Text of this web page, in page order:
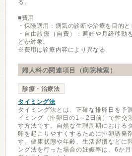
る。
■費用
・保険適用：病気の診断や治療を目的と
・自由診療（自費）：避妊や月経移動
どが対象。
※費用は診療内容により異なる
婦人科の関連項目（病院検索）
診療・治療法
タイミング法
タイミング法とは、正確な排卵日を予
イミング（排卵日の1～2日前）で性交
す方法です。自然な生理周期における
卵を起こりやすくするために排卵誘発
す。健康状態や年齢、生活習慣などに
ング法を行った場合の妊娠率は、6か